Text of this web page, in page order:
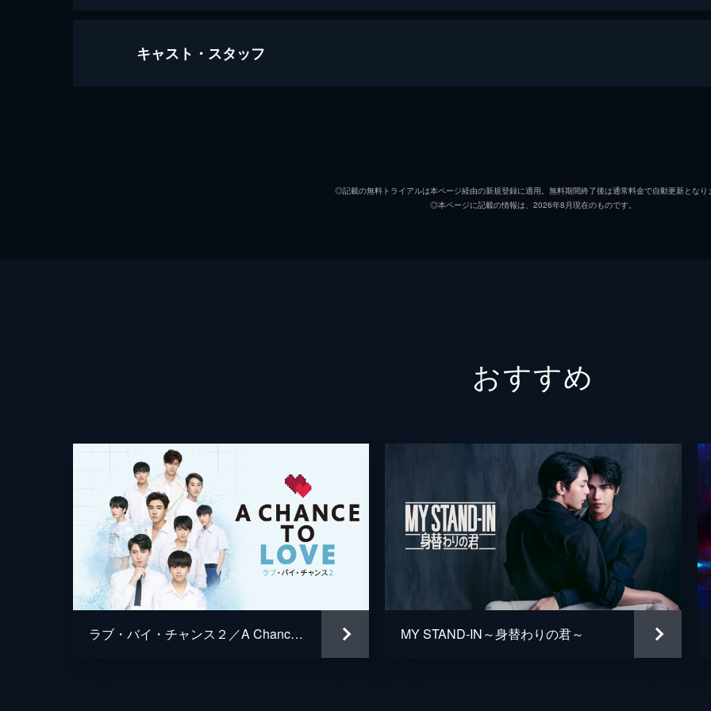
#1 第1話
新作ゲームの発表を控え、驚くようなニュースが入る。元共同経営者でガンの親友でもあったタイム
ールはトゥープに経済的な援助をしていたのだ。一緒に故郷に帰ろうと誘うシェールにトゥープは反
#4 第4話
シェールの帰省に同行したガン。2人はシェールの運転するバイクに乗って村を観光し、楽しい時間
過ごす。しかし、とある家の前でもめているトゥープと出くわしたシェールは、トゥープをかばっ
がをしてしまう。
42分
#5 第5話
元共同経営者のタイムが他社から発売したゲームの内容がフェノメナル・ゲーミング社が発売を控え
いたゲームと一致していたことで、ジャックたちの間に社内にスパイがいるのではという疑惑が生
キャスト・スタッフ
◎記載の無料トライアルは本ページ経由の新規登録に適用。無料期間終了後は通常料金で自動更新となり
◎本ページに記載の情報は、2026年8月現在のものです。
おすすめ
ラブ・バイ・チャンス２／A Chance To Love MY STAND-IN～身替わりの君～